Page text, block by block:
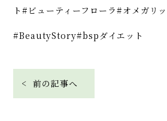
ト#ビューティーフローラ#オメガリ
#BeautyStory#bspダイエット
< 前の記事へ